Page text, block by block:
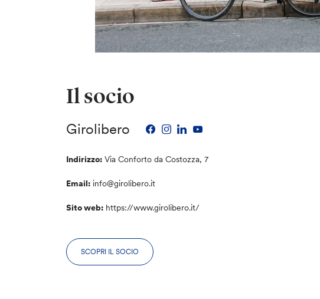
Il socio
Girolibero
Indirizzo: Via Conforto da Costozza, 7
Email: info@girolibero.it
Sito web: https://www.girolibero.it/
SCOPRI IL SOCIO